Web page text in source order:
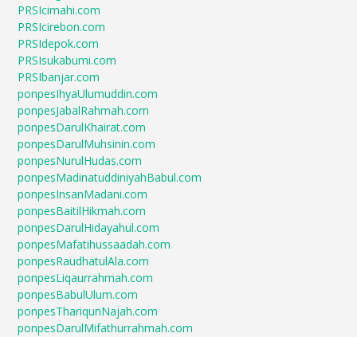
PRSIcimahi.com
PRSIcirebon.com
PRSIdepok.com
PRSIsukabumi.com
PRSIbanjar.com
ponpesIhyaUlumuddin.com
ponpesJabalRahmah.com
ponpesDarulKhairat.com
ponpesDarulMuhsinin.com
ponpesNurulHudas.com
ponpesMadinatuddiniyahBabul.com
ponpesInsanMadani.com
ponpesBaitilHikmah.com
ponpesDarulHidayahul.com
ponpesMafatihussaadah.com
ponpesRaudhatulAla.com
ponpesLiqaurrahmah.com
ponpesBabulUlum.com
ponpesThariqunNajah.com
ponpesDarulMifathurrahmah.com